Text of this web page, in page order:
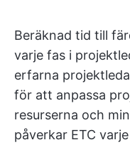
Beräknad tid till
varje fas i
erfarna
för att anpassa
resurserna och
påverkar ETC